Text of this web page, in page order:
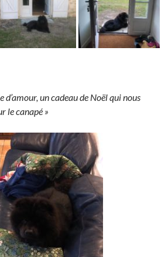
d’amour, un cadeau de Noël qui nous
le canapé »